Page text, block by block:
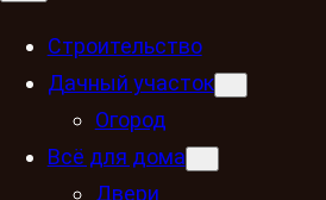
Строительство
Дачный участок
Огород
Всё для дома
Двери